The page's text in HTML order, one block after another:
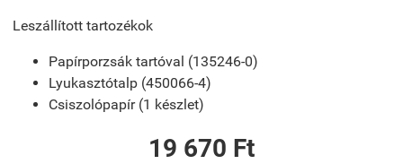
Leszállított tartozékok
Papírporzsák tartóval (135246-0)
Lyukasztótalp (450066-4)
Csiszolópapír (1 készlet)
19 670 Ft